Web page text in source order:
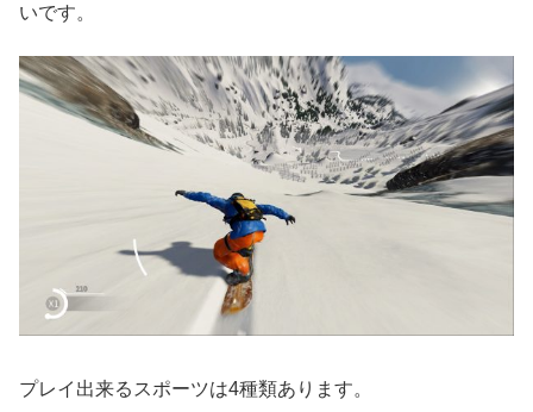
いです。
プレイ出来るスポーツは4種類あります。